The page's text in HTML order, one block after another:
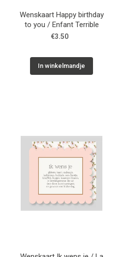
Wenskaart Happy birthday
to you / Enfant Terrible
€3.50
In winkelmandje